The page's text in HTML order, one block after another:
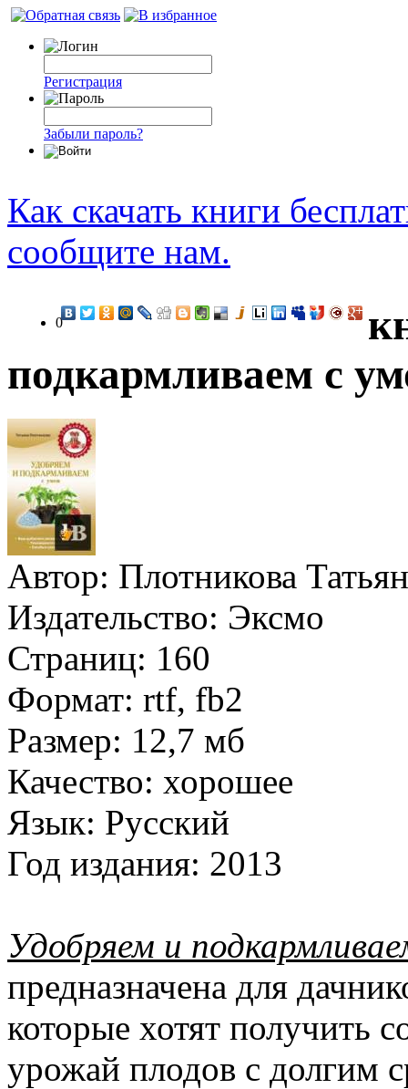
Регистрация
Забыли пароль?
Как скачать книги
сообщите нам.
0
подкармливаем с
Автор: Плотникова
Издательство: Эксмо
Страниц: 160
Формат: rtf, fb2
Размер: 12,7 мб
Качество: хорошее
Язык: Русский
Год издания: 2013
Удобряем и
предназначена для
которые хотят получить
урожай плодов с долгим